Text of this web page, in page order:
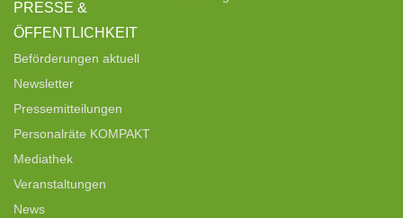
PRESSE &
ÖFFENTLICHKEIT
Beförderungen aktuell
Newsletter
Pressemitteilungen
Personalräte KOMPAKT
Mediathek
Veranstaltungen
News